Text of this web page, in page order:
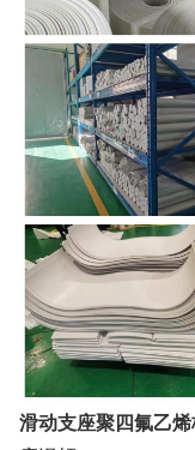
滑动支座聚四氟乙